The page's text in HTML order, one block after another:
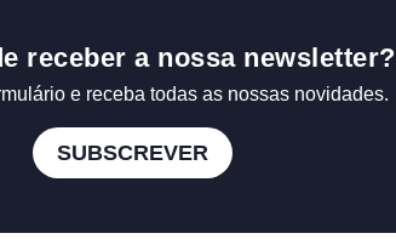
receber a nossa newsletter?
e receba todas as nossas novidades.
SUBSCREVER